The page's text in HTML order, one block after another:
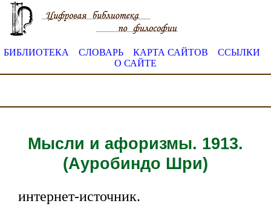
БИБЛИОТЕКА СЛОВАРЬ КАРТА САЙТОВ
ССЫЛКИ
О САЙТЕ
Мысли и афоризмы. 1913.
(Ауробиндо Шри)
интернет-источник.